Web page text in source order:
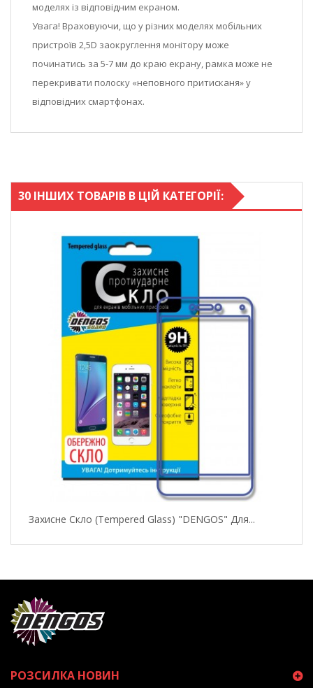
моделях із відповідним екраном.
Увага! Враховуючи, що у різних моделях мобільних
пристроїв 2,5D заокруглення монітору може
починатись за 5-7 мм до краю екрану, рамка може не
перекривати полоску «неповного притисканя» у
відповідних смартфонах.
30 ІНШИХ ТОВАРІВ В ЦІЙ КАТЕГОРІЇ:
Захисне Скло (Tempered Glass) "DENGOS" Для...
РОЗСИЛКА НОВИН